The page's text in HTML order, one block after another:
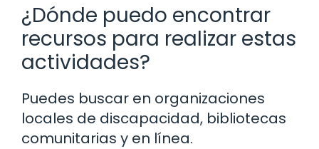
¿Dónde puedo encontrar
recursos para realizar estas
actividades?
Puedes buscar en organizaciones
locales de discapacidad, bibliotecas
comunitarias y en línea.